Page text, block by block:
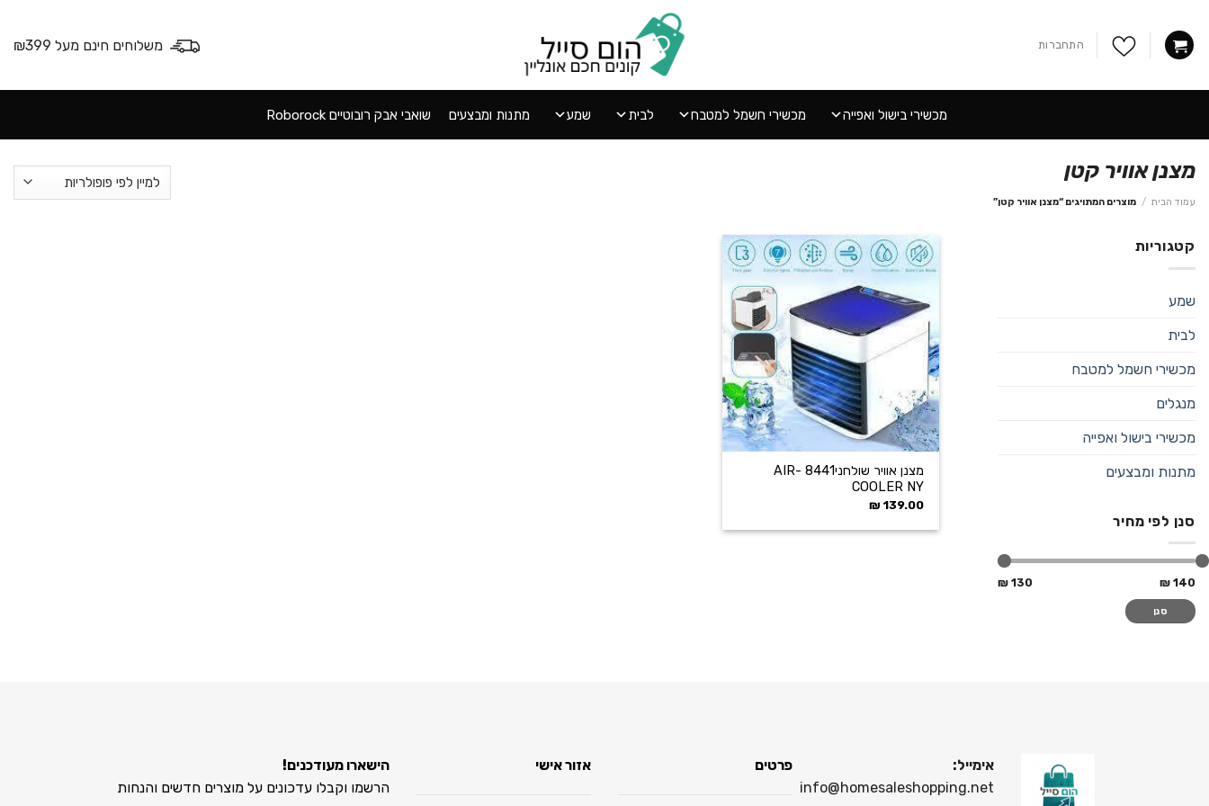
content
התחברות
מכשירי בישול ואפייה מכשירי חשמל למטבח לבית שמע מתנות ומבצעים שואבי אבק רובוטיים Roborock
מצנן אוויר קטן
עמוד הבית / מוצרים המתויגים “מצנן אוויר קטן”
קטגוריות
שמע
לבית
מכשירי חשמל למטבח
מנגלים
מכשירי בישול ואפייה
מתנות ומבצעים
סנן לפי מחיר
130 ₪ 140 ₪
סנן
הוסף
ל
WISHLIST
+
מצנן אוויר שולחני8441 -AIR
COOLER NY
139.00
₪
אימייל:
info@homesaleshopping.net
פרטים אזור אישי
הישארו מעודכנים!
הרשמו וקבלו עדכונים על מוצרים חדשים והנחות